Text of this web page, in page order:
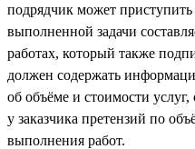
подрядчик может
выполненной задачи
работах, который также
должен содержать
об объёме и стоимости
у заказчика претензий по
выполнения работ.